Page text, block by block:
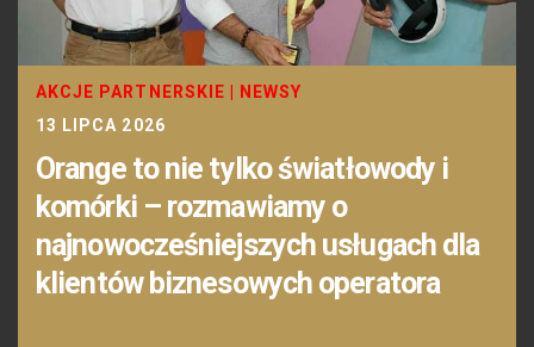
AKCJE PARTNERSKIE
NEWSY
13 LIPCA 2026
Orange to nie tylko światłowody i
komórki – rozmawiamy o
najnowocześniejszych usługach dla
klientów biznesowych operatora